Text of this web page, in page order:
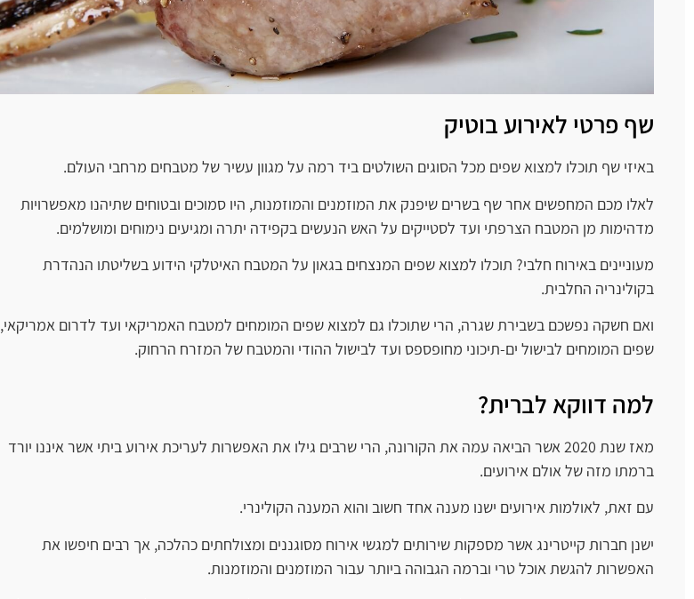
שף פרטי לאירוע בוטיק
באיזי שף תוכלו למצוא שפים מכל הסוגים השולטים ביד רמה על מגוון עשיר של מטבחים מרחבי העולם.
לאלו מכם המחפשים אחר שף בשרים שיפנק את המוזמנים והמוזמנות, היו סמוכים ובטוחים שתיהנו מאפשרויות
מדהימות מן המטבח הצרפתי ועד לסטייקים על האש הנעשים בקפידה יתרה ומגיעים נימוחים ומושלמים.
מעוניינים באירוח חלבי? תוכלו למצוא שפים המנצחים בגאון על המטבח האיטלקי הידוע בשליטתו הנהדרת
בקולינריה החלבית.
ואם חשקה נפשכם בשבירת שגרה, הרי שתוכלו גם למצוא שפים המומחים למטבח האמריקאי ועד לדרום אמריקאי,
שפים המומחים לבישול ים-תיכוני מחופספס ועד לבישול ההודי והמטבח של המזרח הרחוק.
למה דווקא לברית?
מאז שנת 2020 אשר הביאה עמה את הקורונה, הרי שרבים גילו את האפשרות לעריכת אירוע ביתי אשר איננו יורד
ברמתו מזה של אולם אירועים.
עם זאת, לאולמות אירועים ישנו מענה אחד חשוב והוא המענה הקולינרי.
ישנן חברות קייטרינג אשר מספקות שירותים למגשי אירוח מסוגננים ומצולחתים כהלכה, אך רבים חיפשו את
האפשרות להגשת אוכל טרי וברמה הגבוהה ביותר עבור המוזמנים והמוזמנות.